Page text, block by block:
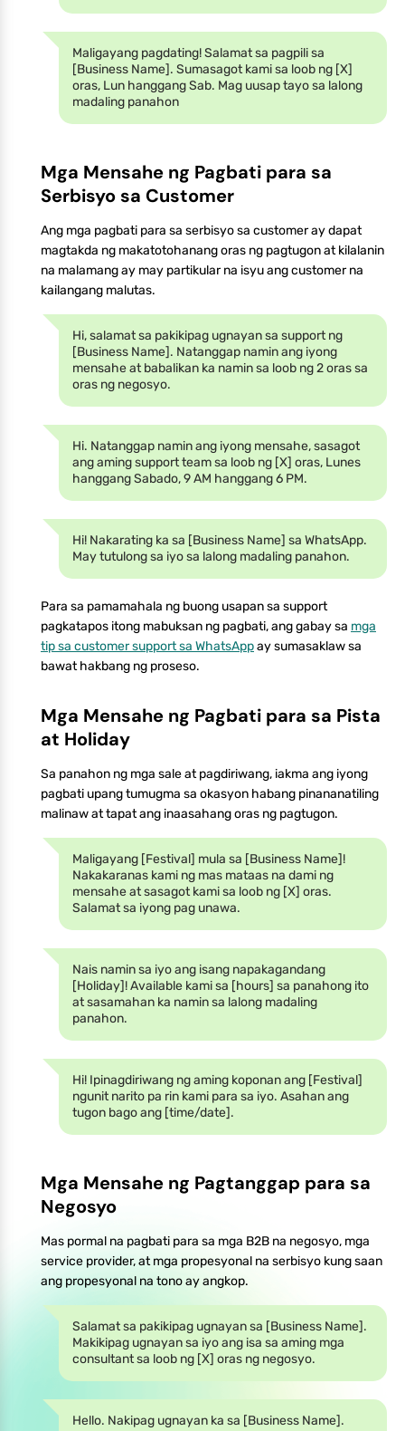
Maligayang pagdating! Salamat sa pagpili sa
[Business Name]. Sumasagot kami sa loob ng [X]
oras, Lun hanggang Sab. Mag uusap tayo sa lalong
madaling panahon
Mga Mensahe ng Pagbati para sa
Serbisyo sa Customer
Ang mga pagbati para sa serbisyo sa customer ay dapat
magtakda ng makatotohanang oras ng pagtugon at kilalanin
na malamang ay may partikular na isyu ang customer na
kailangang malutas.
Hi, salamat sa pakikipag ugnayan sa support ng
[Business Name]. Natanggap namin ang iyong
mensahe at babalikan ka namin sa loob ng 2 oras sa
oras ng negosyo.
Hi. Natanggap namin ang iyong mensahe, sasagot
ang aming support team sa loob ng [X] oras, Lunes
hanggang Sabado, 9 AM hanggang 6 PM.
Hi! Nakarating ka sa [Business Name] sa WhatsApp.
May tutulong sa iyo sa lalong madaling panahon.
Para sa pamamahala ng buong usapan sa support
pagkatapos itong mabuksan ng pagbati, ang gabay sa mga
tip sa customer support sa WhatsAppay sumasaklaw sa
bawat hakbang ng proseso.
Mga Mensahe ng Pagbati para sa Pista
at Holiday
Sa panahon ng mga sale at pagdiriwang, iakma ang iyong
pagbati upang tumugma sa okasyon habang pinananatiling
malinaw at tapat ang inaasahang oras ng pagtugon.
Maligayang [Festival] mula sa [Business Name]!
Nakakaranas kami ng mas mataas na dami ng
mensahe at sasagot kami sa loob ng [X] oras.
Salamat sa iyong pag unawa.
Nais namin sa iyo ang isang napakagandang
[Holiday]! Available kami sa [hours] sa panahong ito
at sasamahan ka namin sa lalong madaling
panahon.
Hi! Ipinagdiriwang ng aming koponan ang [Festival]
ngunit narito pa rin kami para sa iyo. Asahan ang
tugon bago ang [time/date].
Mga Mensahe ng Pagtanggap para sa
Negosyo
Mas pormal na pagbati para sa mga B2B na negosyo, mga
service provider, at mga propesyonal na serbisyo kung saan
ang propesyonal na tono ay angkop.
Salamat sa pakikipag ugnayan sa [Business Name].
Makikipag ugnayan sa iyo ang isa sa aming mga
consultant sa loob ng [X] oras ng negosyo.
Hello. Nakipag ugnayan ka sa [Business Name].